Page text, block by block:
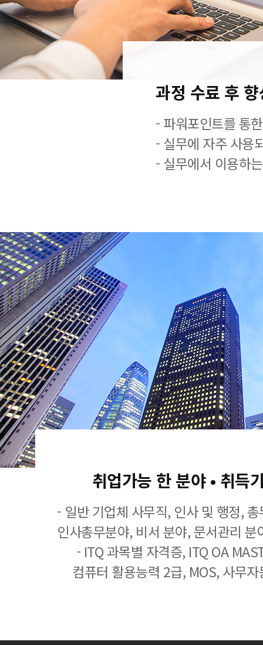
과정 수료 후
- 파워포인트를 통
- 실무에 자주 사용
- 실무에서 이용하
취업가능 한 분야 • 취득
- 일반 기업체 사무직, 인사 및 행정,
인사총무분야, 비서 분야, 문서관리
- ITQ 과목별 자격증, ITQ OA
컴퓨터 활용능력 2급, MOS, 사무